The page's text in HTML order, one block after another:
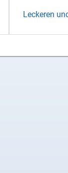
Le­cke­ren